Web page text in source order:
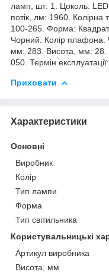
ламп, шт: 1. Цоколь:
потік, лм: 1960.
100-265. Форма:
Чорний. Колір
мм: 283. Висота, мм: 28.
050. Термін
Приховати
Характеристики
Основні
Виробник
Колір
Тип лампи
Форма
Тип світильника
Користувальницькі
Артикул виробника
Висота, мм